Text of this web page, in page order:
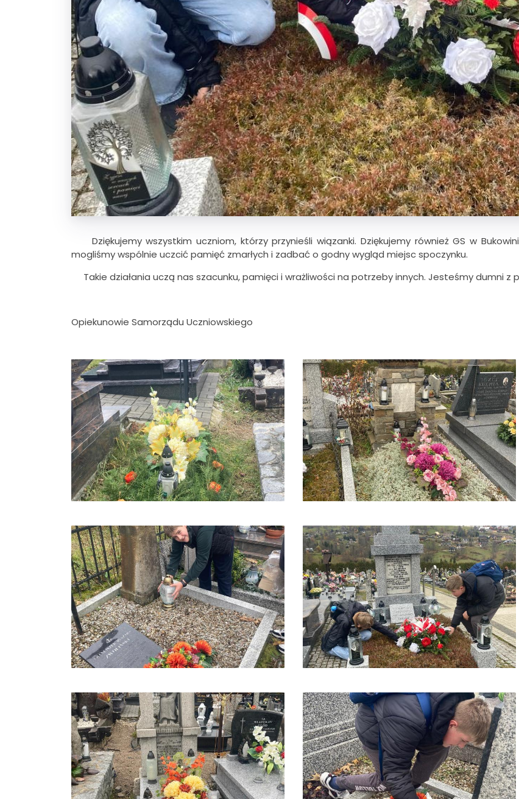
Dziękujemy wszystkim uczniom, którzy przynieśli wiązanki. Dziękujemy również GS w
mogliśmy wspólnie uczcić pamięć zmarłych i zadbać o godny wygląd miejsc spoczynku.
Takie działania uczą nas szacunku, pamięci i wrażliwości na potrzeby innych. Jesteśmy dumni z
Opiekunowie Samorządu Uczniowskiego